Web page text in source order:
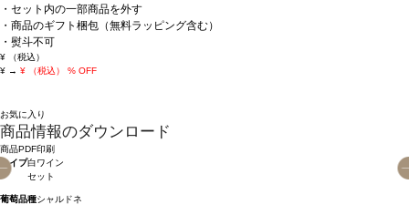
・セット内の一部商品を外す
・商品のギフト梱包（無料ラッピング含む）
・熨斗不可
¥
（税込）
¥ → ¥ （税込） % OFF
お気に入り
商品情報のダウンロード
商品PDF印刷
タイプ白ワイン
セット
葡萄品種シャルドネ